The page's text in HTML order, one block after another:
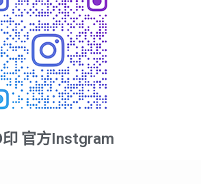
印 官方Instgram